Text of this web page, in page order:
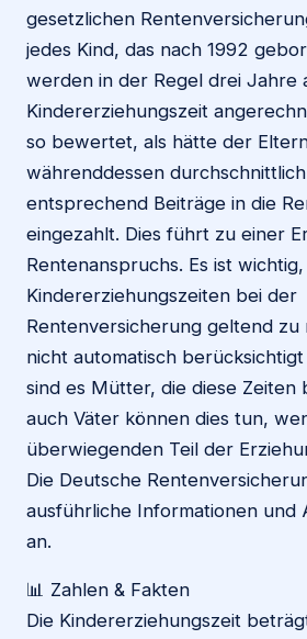
gesetzlichen
jedes Kind, das nach 1992
werden in der Regel drei Jahre
Kindererziehungszeit
so bewertet, als hätte der
währenddessen
entsprechend Beiträge in die
eingezahlt. Dies führt zu einer
Rentenanspruchs. Es ist
Kindererziehungszeiten bei der
Rentenversicherung geltend zu
nicht automatisch
sind es Mütter, die diese Zeiten
auch Väter können dies tun,
überwiegenden Teil der
Die Deutsche
ausführliche Informationen und
an.
📊 Zahlen & Fakten
Die Kindererziehungszeit